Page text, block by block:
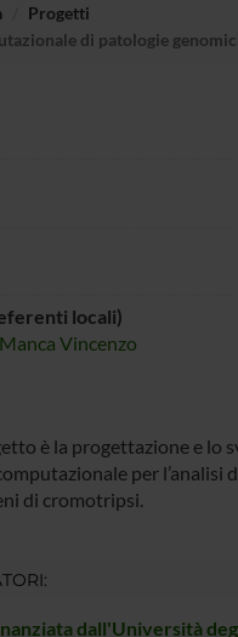
Progetti
di patologie
locali)
Manca Vincenzo
è la progettazione e lo
per l’analisi
di cromotripsi.
dall'Università